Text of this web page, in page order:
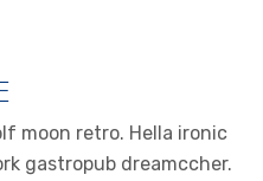
moon retro. Hella ironic
gastropub dreamccher.